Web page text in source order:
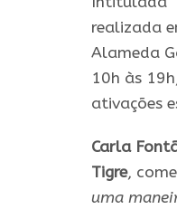
realizada
Alameda
10h às
ativações
Carla
Tigre,
uma